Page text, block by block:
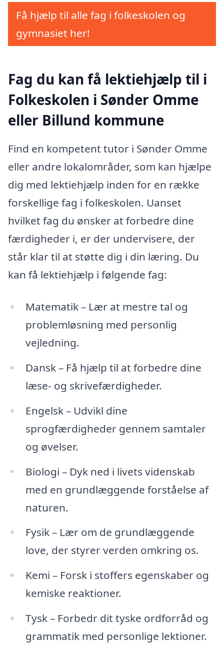
Få hjælp til alle fag i folkeskolen og
gymnasiet her!
Fag du kan få lektiehjælp til i
Folkeskolen i Sønder Omme
eller Billund kommune
Find en kompetent tutor i Sønder Omme
eller andre lokalområder, som kan hjælpe
dig med lektiehjælp inden for en række
forskellige fag i folkeskolen. Uanset
hvilket fag du ønsker at forbedre dine
færdigheder i, er der undervisere, der
står klar til at støtte dig i din læring. Du
kan få lektiehjælp i følgende fag:
Matematik – Lær at mestre tal og
problemløsning med personlig
vejledning.
Dansk – Få hjælp til at forbedre dine
læse- og skrivefærdigheder.
Engelsk – Udvikl dine
sprogfærdigheder gennem samtaler
og øvelser.
Biologi – Dyk ned i livets videnskab
med en grundlæggende forståelse af
naturen.
Fysik – Lær om de grundlæggende
love, der styrer verden omkring os.
Kemi – Forsk i stoffers egenskaber og
kemiske reaktioner.
Tysk – Forbedr dit tyske ordforråd og
grammatik med personlige lektioner.